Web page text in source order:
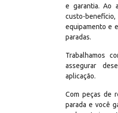
e garantia. Ao
custo-
equipamento e
paradas.
Trabalhamos
assegurar
aplicação.
Com peças de
parada e você